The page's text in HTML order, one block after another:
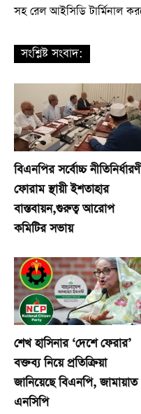
সহ রেল আইসিডি টার্মিনাল
সংশ্লিষ্ট সংবাদ:
বিএনপির সর্বোচ্চ
ফোরাম স্থায়ী ইশতাহার
বাস্তবায়ন,গুরুত্ব আরোপ
কমিটির সভায়
শেখ হাসিনার ‘দেশে ফেরার’
বক্তব্য নিয়ে প্রতিক্রিয়া
জানিয়েছে বিএনপি,
এনসিপি